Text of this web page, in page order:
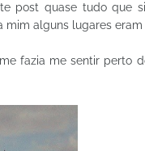
post quase tudo que
mim alguns lugares eram
fazia me sentir perto